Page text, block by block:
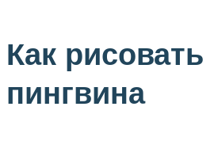
Как рисовать
пингвина